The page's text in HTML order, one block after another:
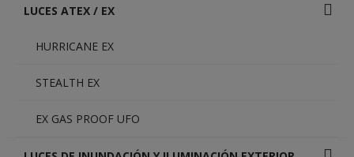
LUCES ATEX / EX
HURRICANE EX
STEALTH EX
EX GAS PROOF UFO